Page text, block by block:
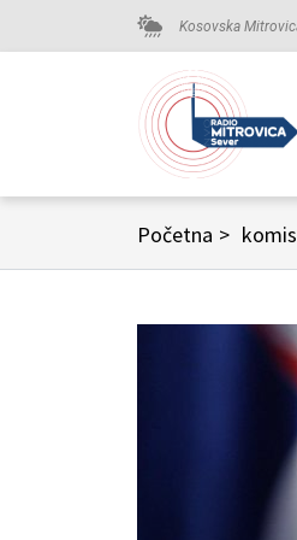
Kosovska
Početna >